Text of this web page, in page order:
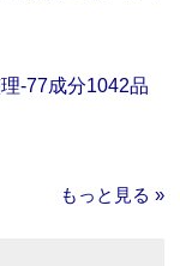
‐77成分1042品
もっと見る »